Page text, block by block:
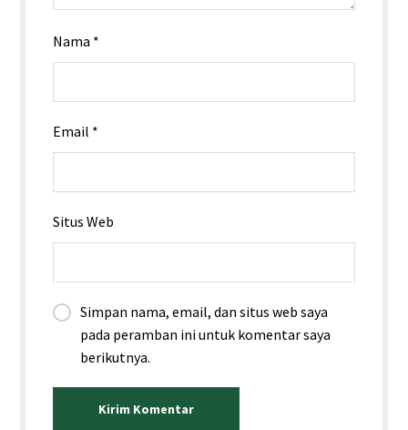
Nama *
Email *
Situs Web
Simpan nama, email, dan situs web saya
pada peramban ini untuk komentar saya
berikutnya.